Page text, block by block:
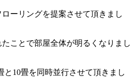
ーリングを提案させて頂きまし
ことで部屋全体が明るくなりまし
畳を同時並行させて頂きまし